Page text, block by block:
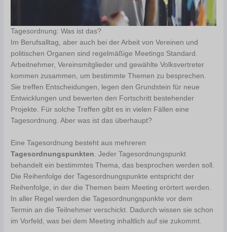
Tagesordnung: Was ist das?
Im Berufsalltag, aber auch bei der Arbeit von Vereinen und
politischen Organen sind regelmäßige Meetings Standard.
Arbeitnehmer, Vereinsmitglieder und gewählte Volksvertreter
kommen zusammen, um bestimmte Themen zu besprechen.
Sie treffen Entscheidungen, legen den Grundstein für neue
Entwicklungen und bewerten den Fortschritt bestehender
Projekte. Für solche Treffen gibt es in vielen Fällen eine
Tagesordnung. Aber was ist das überhaupt?
Eine Tagesordnung besteht aus mehreren
Tagesordnungspunkten . Jeder Tagesordnungspunkt
behandelt ein bestimmtes Thema, das besprochen werden soll.
Die Reihenfolge der Tagesordnungspunkte entspricht der
Reihenfolge, in der die Themen beim Meeting erörtert werden.
In aller Regel werden die Tagesordnungspunkte vor dem
Termin an die Teilnehmer verschickt. Dadurch wissen sie schon
im Vorfeld, was bei dem Meeting inhaltlich auf sie zukommt.